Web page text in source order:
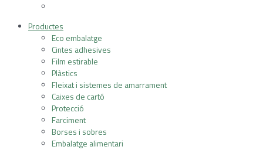
Productes
Eco embalatge
Cintes adhesives
Film estirable
Plàstics
Fleixat i sistemes de amarrament
Caixes de cartó
Protecció
Farciment
Borses i sobres
Embalatge alimentari